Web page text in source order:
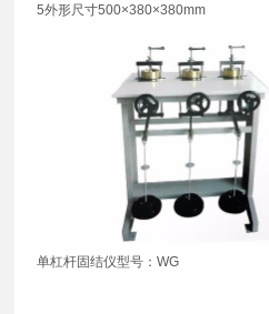
5外形尺寸500×380×380mm
单杠杆固结仪型号：WG